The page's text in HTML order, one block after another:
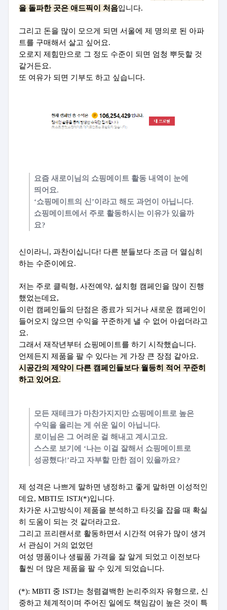
을 돌파한 곳은 애드픽이 처음입니다.
그리고 돈을 많이 모으게 되면 서울에 제 명의로 된 아파
트를 구매해서 살고 싶어요.
오로지 제힘만으로 그 정도 수준이 되면 엄청 뿌듯할 것
같거든요.
또 여유가 되면 기부도 하고 싶습니다.
요즘 새로이님의 쇼핑메이트 활동 내역이 눈에
띄어요.
‘쇼핑메이트의 신’이라고 해도 과언이 아닙니다.
쇼핑메이트에서 주로 활동하시는 이유가 있을까
요?
신이라니, 과찬이십니다! 다른 분들보다 조금 더 열심히
하는 수준이에요.
저는 주로 클릭형, 사전예약, 설치형 캠페인을 많이 진행
했었는데요,
이런 캠페인들의 단점은 종료가 되거나 새로운 캠페인이
들어오지 않으면 수익을 꾸준하게 낼 수 없어 아쉽더라고
요.
그래서 재작년부터 쇼핑메이트를 하기 시작했습니다.
언제든지 제품을 팔 수 있다는 게 가장 큰 장점 같아요.
시공간의 제약이 다른 캠페인들보다 월등히 적어 꾸준히
하고 있어요.
모든 재테크가 마찬가지지만 쇼핑메이트로 높은
수익을 올리는 게 쉬운 일이 아닙니다.
로이님은 그 어려운 걸 해내고 계시고요.
스스로 보기에 ‘나는 이걸 잘해서 쇼핑메이트로
성공했다!’라고 자부할 만한 점이 있을까요?
제 성격은 나쁘게 말하면 냉정하고 좋게 말하면 이성적인
데요, MBTI도 ISTJ(*)입니다.
차가운 사고방식이 제품을 분석하고 타깃을 잡을 때 확실
히 도움이 되는 것 같더라고요.
그리고 프리랜서로 활동하면서 시간적 여유가 많이 생겨
서 관심이 거의 없었던
여성 명품이나 생필품 가격을 잘 알게 되었고 이전보다
훨씬 더 많은 제품을 팔 수 있게 되었습니다.
(*): MBTI 중 ISTJ는 청렴결백한 논리주의자 유형으로, 신
중하고 체계적이며 주어진 일에도 책임감이 높은 것이 특